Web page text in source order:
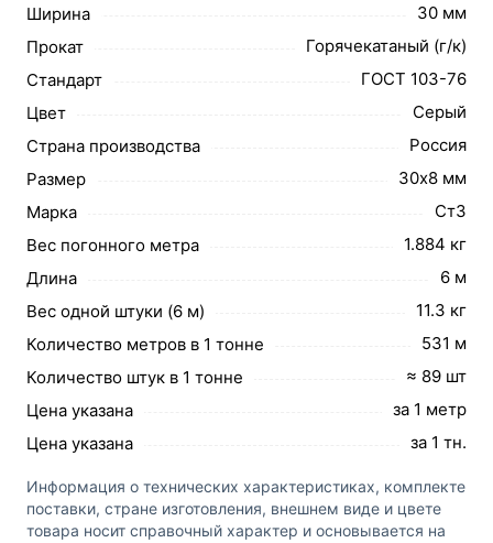
Ширина
30 мм
Прокат
Горячекатаный (г/к)
Стандарт
ГОСТ 103-76
Цвет
Серый
Страна производства
Россия
Размер
30х8 мм
Марка
Ст3
Вес погонного метра
1.884 кг
Длина
6 м
Вес одной штуки (6 м)
11.3 кг
Количество метров в 1 тонне
531 м
Количество штук в 1 тонне
≈ 89 шт
Цена указана
за 1 метр
Цена указана
за 1 тн.
Информация о технических характеристиках, комплекте
поставки, стране изготовления, внешнем виде и цвете
товара носит справочный характер и основывается на